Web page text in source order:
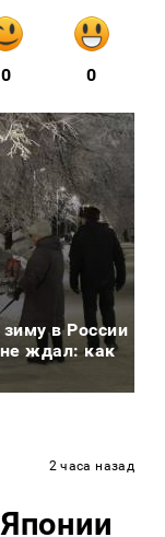
0 0
в России
ждал: как
2 часа назад